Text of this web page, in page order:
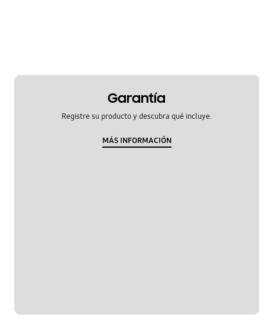
Multimedia
Garantía
Registre su producto y descubra qué incluye.
MÁS INFORMACIÓN